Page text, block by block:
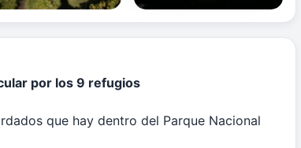
por los 9 refugios
que hay dentro del Parque Nacional